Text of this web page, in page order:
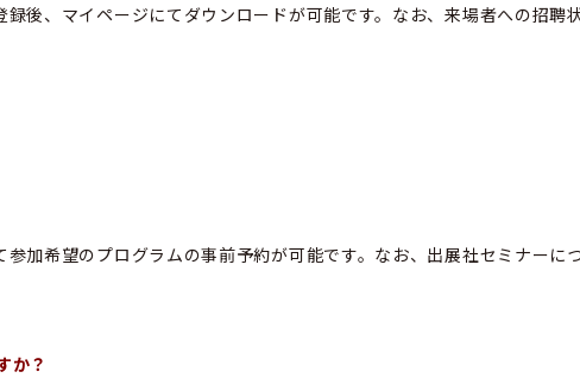
後、マイページにてダウンロードが可能です。なお、来場者への招聘
加希望のプログラムの事前予約が可能です。なお、出展社セミナーに
か？